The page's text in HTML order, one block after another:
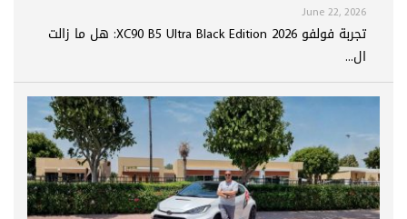
June 22, 2026
تجربة فولفو XC90 B5 Ultra Black Edition 2026: هل ما زالت
ال...